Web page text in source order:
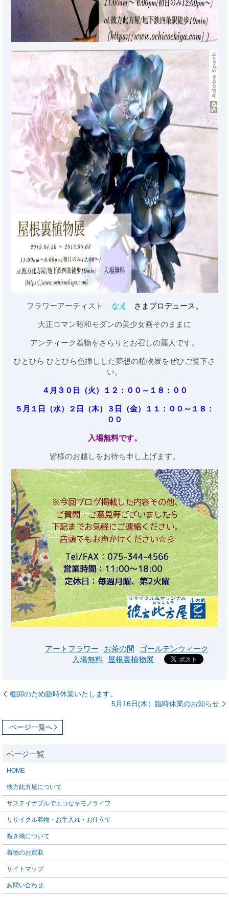
フラワーアーティスト なえ さまプロデュース。
大正ロマン昭和モダンの美少女画そのままに
アンティーク着物をさらりとお召しの麗人です。
ひとひら ひとひら色挿しした夢想の植物展をぜひご覧下さ
い。
４月３０日（火）１２：００～１８：００
５月１日（水）２日（木）３日（金）１１：００～１８：
００
入場無料です。
皆様のお越しをお待ち申し上げます。
アートフラワー お茶の間
ゴールデンウィーク
入場無料
屋根裏植物展
棚卸のため臨時休業いたします。
5月16日(木）臨時休業のお知らせ
ページ一覧へ
HOME
彼方此方屋について
サステイナブルでエコなキモノライフ
リサイクル着物・お手入れ・お仕立て
裂き織について
着物のお買取
サイトマップ
お問い合わせ